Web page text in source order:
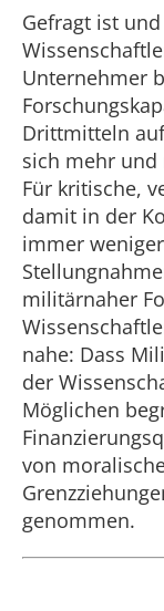
Gefragt ist
Unternehmer
Drittmitteln
sich mehr und
Für kritische,
damit in der
immer
militärnaher
nahe: Dass
der
Möglichen
von
genommen.